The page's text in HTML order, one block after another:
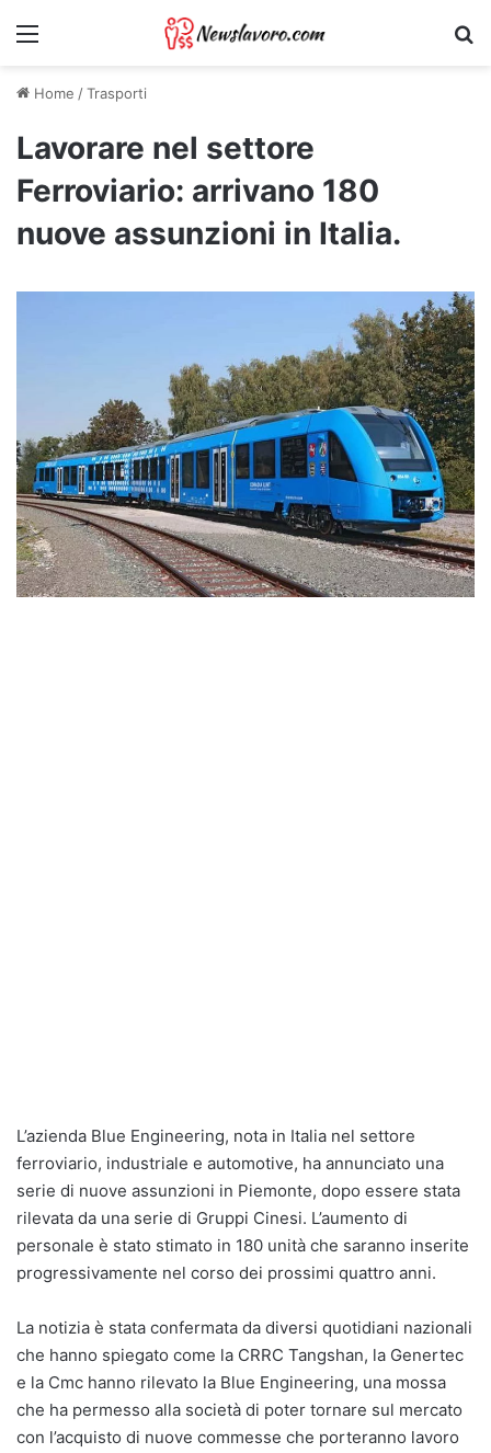
Menu
Home /Trasporti
Lavorare nel settore
Ferroviario: arrivano 180
nuove assunzioni in Italia.
L’azienda Blue Engineering, nota in Italia nel settore
ferroviario, industriale e automotive, ha annunciato una
serie di nuove assunzioni in Piemonte, dopo essere stata
rilevata da una serie di Gruppi Cinesi. L’aumento di
personale è stato stimato in 180 unità che saranno inserite
progressivamente nel corso dei prossimi quattro anni.
La notizia è stata confermata da diversi quotidiani nazionali
che hanno spiegato come la CRRC Tangshan, la Genertec
e la Cmc hanno rilevato la Blue Engineering, una mossa
che ha permesso alla società di poter tornare sul mercato
con l’acquisto di nuove commesse che porteranno lavoro